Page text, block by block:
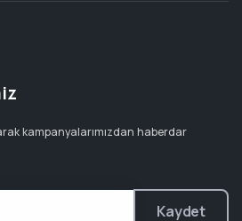
kampanyalarımızdan haberdar
Kaydet